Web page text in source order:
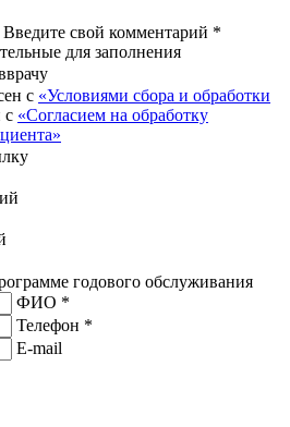
Введите свой комментарий *
для заполнения
с «Условиями сбора и обработки
с «Согласием на обработку
годового обслуживания
ФИО *
Телефон *
E-mail